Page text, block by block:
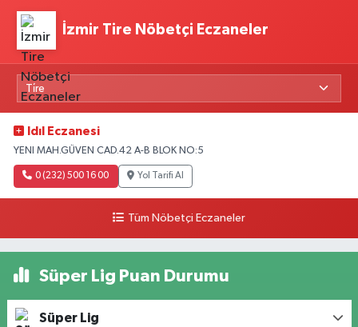
İzmir Tire Nöbetçi Eczaneler
Idıl Eczanesi
YENI MAH.GÜVEN CAD.42 A-B BLOK NO:5
0 (232) 500 16 00 Yol Tarifi Al
Tüm Nöbetçi Eczaneler
Süper Lig Puan Durumu
Süper Lig